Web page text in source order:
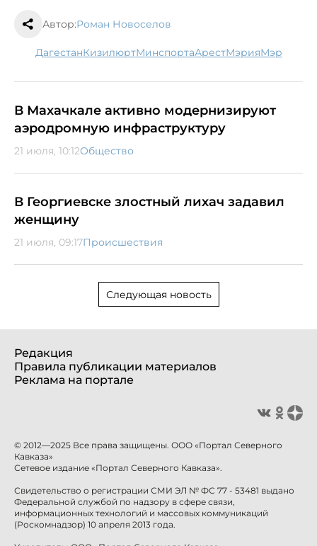
Автор:Роман Новоселов
Дагестан Кизилюрт минспорта арест мэрия мэр
В Махачкале активно модернизируют
аэродромную инфраструктуру
21 июля, 10:12Общество
В Георгиевске злостный лихач задавил
женщину
21 июля, 09:17Происшествия
Следующая новость
Редакция
Правила публикации материалов
Реклама на портале
© 2012—2025 Все права защищены. ООО «Портал Северного
Кавказа»
Сетевое издание «Портал Северного Кавказа».
Свидетельство о регистрации СМИ ЭЛ № ФС 77 - 53481 выдано
Федеральной службой по надзору в сфере связи,
информационных технологий и массовых коммуникаций
(Роскомнадзор) 10 апреля 2013 года.